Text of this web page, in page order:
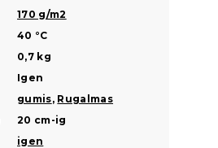
170 g/m2
40 °C
0,7 kg
Igen
gumis, Rugalmas
20 cm-ig
igen